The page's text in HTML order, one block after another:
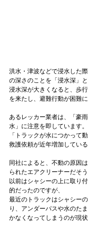
洪水・津波などで浸水した
の深さのことを「浸水深」と
浸水深が大きくなると、歩
を来たし、避難行動が困難に
あるレッカー業者は、「豪
水」に注意を即しています。
「トラックが水につかって
救護依頼が近年増加している
同社によると、不動の原因
られたエアクリーナーだそう
以前はシャシーの上に取り
的だったのですが、
最近のトラックはシャシー
り、アンダーパスや水のた
かなくなってしまうのが現状